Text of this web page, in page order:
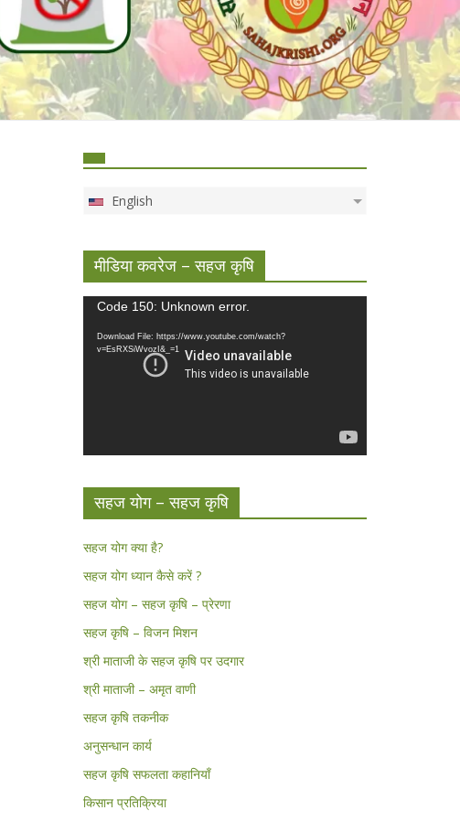
English
मीडिया कवरेज – सहज कृषि
Video
Code 150: Unknown error.
Download File: https://www.youtube.com/watch?
v=EsRXSiWvozI&_=1
सहज योग – सहज कृषि
सहज योग क्या है?
सहज योग ध्यान कैसे करें ?
सहज योग – सहज कृषि – प्रेरणा
सहज कृषि – विजन मिशन
श्री माताजी के सहज कृषि पर उदगार
श्री माताजी – अमृत वाणी
सहज कृषि तकनीक
अनुसन्धान कार्य
सहज कृषि सफलता कहानियाँ
किसान प्रतिक्रिया